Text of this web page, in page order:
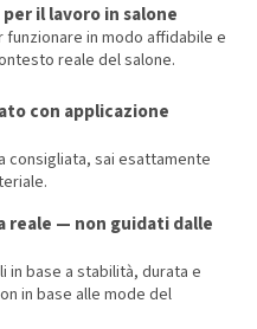
il lavoro in salone
in modo affidabile e
reale del salone.
con applicazione
consigliata, sai esattamente
reale — non guidati dalle
in base a stabilità, durata e
in base alle mode del